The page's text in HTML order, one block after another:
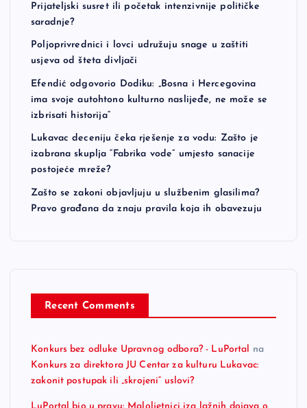
Prijateljski susret ili početak intenzivnije političke
saradnje?
Poljoprivrednici i lovci udružuju snage u zaštiti
usjeva od šteta divljači
Efendić odgovorio Dodiku: „Bosna i Hercegovina
ima svoje autohtono kulturno naslijeđe, ne može se
izbrisati historija“
Lukavac deceniju čeka rješenje za vodu: Zašto je
izabrana skuplja “Fabrika vode” umjesto sanacije
postojeće mreže?
Zašto se zakoni objavljuju u službenim glasilima?
Pravo građana da znaju pravila koja ih obavezuju
Recent Comments
Konkurs bez odluke Upravnog odbora? - LuPortal
na
Konkurs za direktora JU Centar za kulturu Lukavac:
zakonit postupak ili „skrojeni“ uslovi?